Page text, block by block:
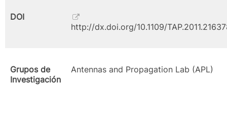
DOI
http://dx.doi.org/10.1109/
Grupos de
Investigación
Antennas and Propagation Lab (APL)